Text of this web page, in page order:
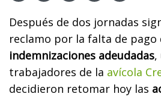
Después de dos jornadas
reclamo por la falta de pago
indemnizaciones adeudadas,
trabajadores de la avícola
decidieron retomar hoy las